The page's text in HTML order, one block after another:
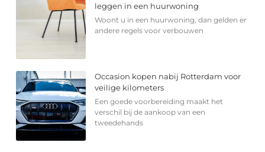
leggen in een huurwoning
Woont u in een huurwoning, dan gelden er
andere regels voor verbouwen
Occasion kopen nabij Rotterdam voor
veilige kilometers
Een goede voorbereiding maakt het
verschil bij de aankoop van een
tweedehands